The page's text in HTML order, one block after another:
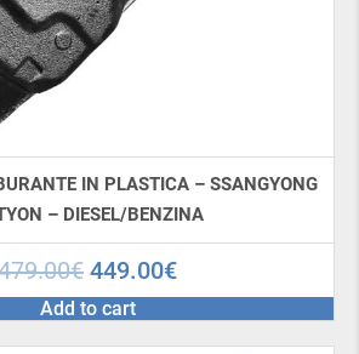
il mondo.
passée via le «Cestino», l’option
sélectionnée à la dernière étape
la commande.
IN PLASTICA – SSANGYONG
– DIESEL/BENZINA
€ 449.00€
Add to cart